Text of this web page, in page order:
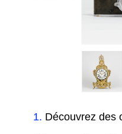
1. Découvrez des